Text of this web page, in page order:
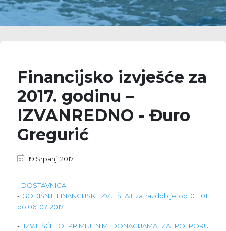
Financijsko izvješće za
2017. godinu –
IZVANREDNO - Đuro
Gregurić
19 Srpanj, 2017
- DOSTAVNICA
- GODIŠNJI FINANCIJSKI IZVJEŠTAJ za razdoblje od 01. 01.
do 06. 07. 2017.
- IZVJEŠĆE O PRIMLJENIM DONACIJAMA ZA POTPORU